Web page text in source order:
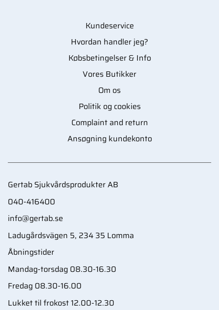
Kundeservice
Hvordan handler jeg?
Købsbetingelser & Info
Vores Butikker
Om os
Politik og cookies
Complaint and return
Ansøgning kundekonto
Gertab Sjukvårdsprodukter AB
040-416400
info@gertab.se
Ladugårdsvägen 5, 234 35 Lomma
Åbningstider
Mandag-torsdag 08.30-16.30
Fredag 08.30-16.00
Lukket til frokost 12.00-12.30